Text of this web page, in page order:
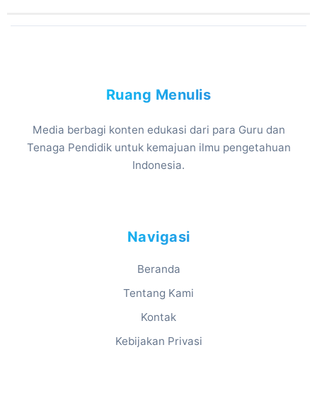
Ruang Menulis
Media berbagi konten edukasi dari para Guru dan
Tenaga Pendidik untuk kemajuan ilmu pengetahuan
Indonesia.
Navigasi
Beranda
Tentang Kami
Kontak
Kebijakan Privasi